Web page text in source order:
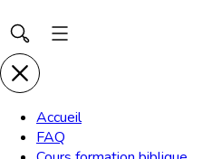
Accueil
FAQ